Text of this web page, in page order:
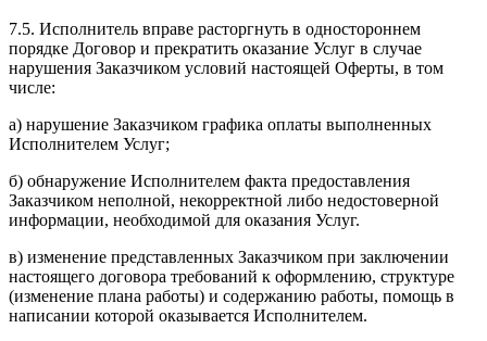
7.5. Исполнитель вправе расторгнуть в одностороннем
порядке Договор и прекратить оказание Услуг в случае
нарушения Заказчиком условий настоящей Оферты, в том
числе:
а) нарушение Заказчиком графика оплаты выполненных
Исполнителем Услуг;
б) обнаружение Исполнителем факта предоставления
Заказчиком неполной, некорректной либо недостоверной
информации, необходимой для оказания Услуг.
в) изменение представленных Заказчиком при заключении
настоящего договора требований к оформлению, структуре
(изменение плана работы) и содержанию работы, помощь в
написании которой оказывается Исполнителем.